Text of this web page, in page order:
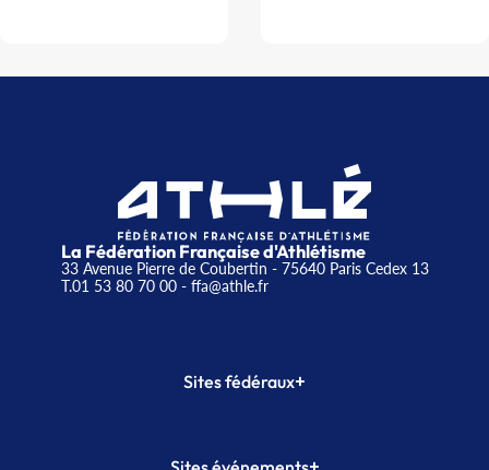
La Fédération Française d'Athlétisme
33 Avenue Pierre de Coubertin - 75640 Paris Cedex 13
T.01 53 80 70 00- ffa@athle.fr
Sites fédéraux+